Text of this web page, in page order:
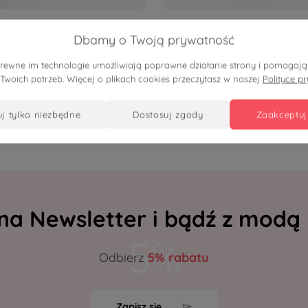
kimonowa Moon Shine z
na wesele i eleganckie
SIZE OVERSIZE LATO
Sukienka maxi kopertowa
Glam z połyskiem na
eleganckie przyjęcia PLUS
OVERSIZE LATO
Newsletter i bądź z modą
Odbierz 5% rabatu
Dbamy o Twoją prywatność
im technologie umożliwiają poprawne działanie strony i
potrzeb. Więcej o plikach cookies przeczytasz w naszej Polityce
tylko niezbędne dostosuj zgody